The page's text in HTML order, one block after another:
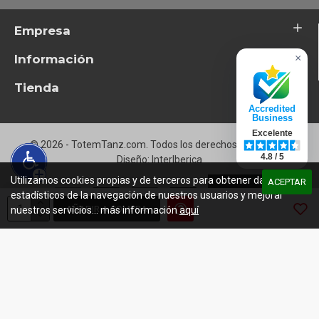
AÑADIR A COMPRA
Empresa
Información
Tienda
© 2026 - TotemTanz.com. Todos los derechos reservados
Diseño: InterIberica
ACEPTAR
Utilizamos cookies propias y de terceros para obtener datos
estadísticos de la navegación de nuestros usuarios y mejorar
nuestros servicios... más informaciónaquí
×
Accredited
Business
Excelente
4.8 / 5